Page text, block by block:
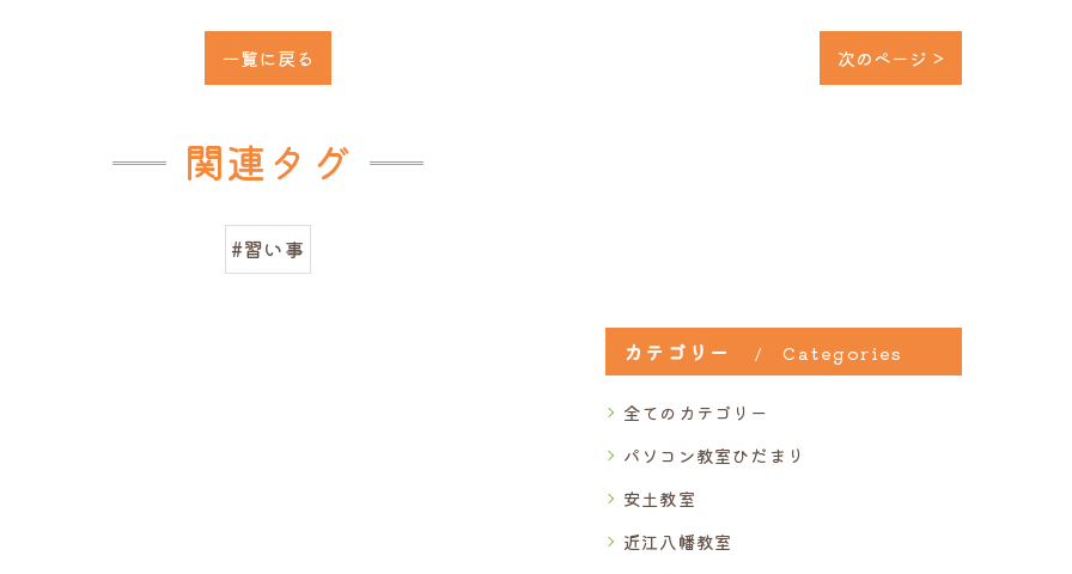
一覧に戻る 次のページ >
関連タグ
#習い事
カテゴリー Categories
全てのカテゴリー
パソコン教室ひだまり
安土教室
近江八幡教室